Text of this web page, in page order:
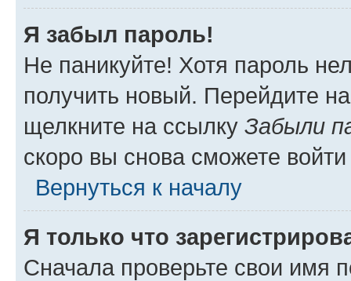
Я забыл пароль!
Не паникуйте! Хотя пароль
получить новый. Перейдите
щелкните на ссылку Забыли
скоро вы снова сможете
Вернуться к началу
Я только что
Сначала проверьте свои имя